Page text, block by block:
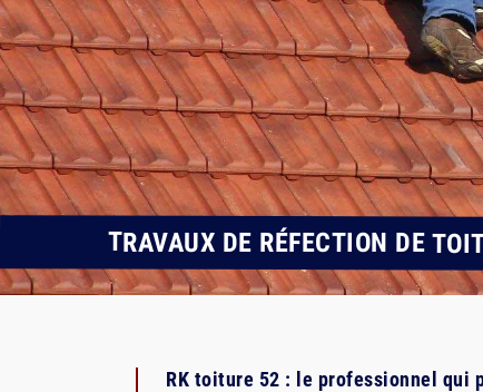
TRAVAUX DE RÉFECTION DE
RK toiture 52 : le professionnel qui